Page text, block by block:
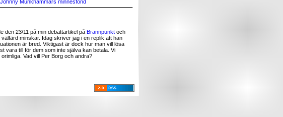
Johnny Munkhammars minnesfond
den 23/11 på min debattartikel på Brännpunkt och
minskar. Idag skriver jag i en replik att han
är bred. Viktigast är dock hur man vill lösa
vara till för dem som inte själva kan betala. Vi
Vad vill Per Borg och andra?